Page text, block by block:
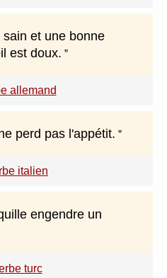
et une bonne
est doux.
allemand
perd pas l'appétit.
italien
engendre un
turc